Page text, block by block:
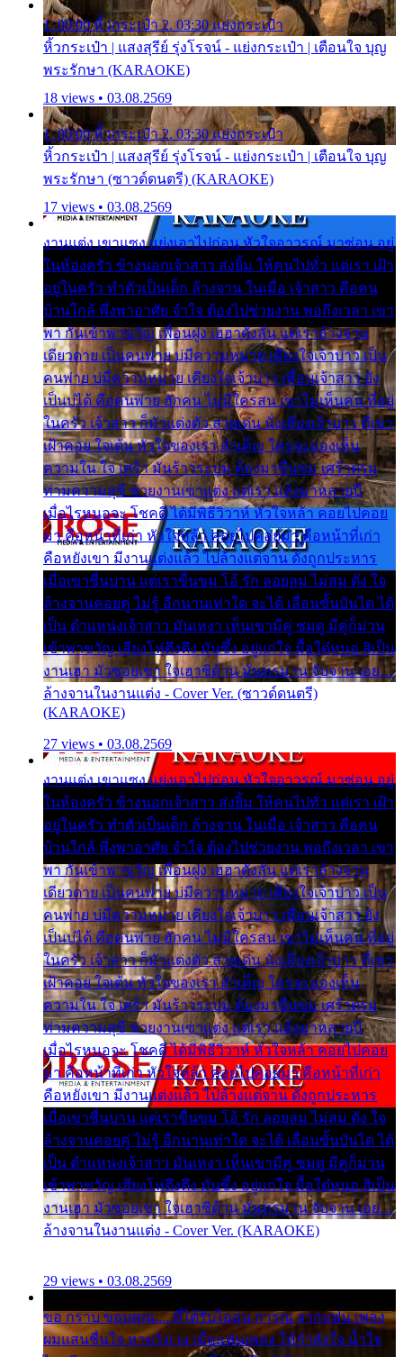
1. 00:00 หิ้วกระเป๋า 2. 03:30 แย่งกระเป๋า
หิ้วกระเป๋า | แสงสุรีย์ รุ่งโรจน์ - แย่งกระเป๋า | เตือนใจ บุญ
พระรักษา (KARAOKE)
18 views • 03.08.2569
1. 00:00 หิ้วกระเป๋า 2. 03:30 แย่งกระเป๋า
หิ้วกระเป๋า | แสงสุรีย์ รุ่งโรจน์ - แย่งกระเป๋า | เตือนใจ บุญ
พระรักษา (ซาวด์ดนตรี) (KARAOKE)
17 views • 03.08.2569
งานแต่ง เขาแซง แย่งเอาไปก่อน หัวใจอาวรณ์ มาซ่อน อยู่
ในห้องครัว ข้างนอกเจ้าสาว ส่งยิ้ม ให้คนไปทั่ว แต่เรา เฝ้า
อยู่ในครัว ทำตัวเป็นเด็ก ล้างจาน ในเมื่อ เจ้าสาว คือคน
บ้านใกล้ พึ่งพาอาศัย จำใจ ต้องไปช่วยงาน พอถึงเวลา เขา
พา กันเข้าพาขวัญ เพื่อนฝูง เฮฮาดังลั่น แต่เราล้างจาน
เดียวดาย เป็นคนพ่าย บ่มีความหมาย เคียงใจเจ้าบ่าว เป็น
คนพ่าย บ่มีความหมาย เคียงใจเจ้าบ่าว เพื่อนเจ้าสาว ยัง
เป็นบ่ได้ คือคนพ่าย ฮักคน ไม่มีใครสน เขาไม่เห็นคน ที่อยู่
ในครัว เจ้าสาว ก็มัวแต่งตัว สวยเด่น นั่งเคียงเจ้าบ่าว ที่เขา
เฝ้าคอย ใจเต้น หัวใจของเรา ลำเค็ญ ใครจะมองเห็น
ความใน ใจ เศร้า มันร้าวระบม ต้องมาขื่นขม เศร้าตรม
ท่ามความสุขี ช่วยงานเขาแต่ง แต่เรา แล้งมาหลายปี
เมื่อไรหนอจะ โชคดี ได้มีพิธีวิวาห์ หัวใจหล้า คอยไปคอย
มา คือหน้าที่เก่า หัวใจหล้า คอยไปคอยมา คือหน้าที่เก่า
คือหยังเขา มีงานแต่งแล้ว ไปล้างแต่จาน ดั่งถูกประหาร
เมื่อเขาชื่นบาน แต่เราขื่นขม โอ้ รัก ลอยลม ไม่สม ดัง ใจ
ล้างจานคอยคู่ ไม่รู้ อีกนานเท่าใด จะได้ เลื่อนขั้นบันได ได้
เป็น ตำแหน่งเจ้าสาว มันเหงา เห็นเขามีคู่ ซมดู มีคู่ก็ม่วน
เข้าพาขวัญ เสียงโห่ตึงตึง มันซึ้ง อยู่แก่ใจ มื้อใด๋หนอ สิเป็น
งานเฮา มัวซอยเขา ใจเฮาซิด้าน มันทรมาน จับจาน เอย…
ล้างจานในงานแต่ง - Cover Ver. (ซาวด์ดนตรี)
(KARAOKE)
27 views • 03.08.2569
งานแต่ง เขาแซง แย่งเอาไปก่อน หัวใจอาวรณ์ มาซ่อน อยู่
ในห้องครัว ข้างนอกเจ้าสาว ส่งยิ้ม ให้คนไปทั่ว แต่เรา เฝ้า
อยู่ในครัว ทำตัวเป็นเด็ก ล้างจาน ในเมื่อ เจ้าสาว คือคน
บ้านใกล้ พึ่งพาอาศัย จำใจ ต้องไปช่วยงาน พอถึงเวลา เขา
พา กันเข้าพาขวัญ เพื่อนฝูง เฮฮาดังลั่น แต่เราล้างจาน
เดียวดาย เป็นคนพ่าย บ่มีความหมาย เคียงใจเจ้าบ่าว เป็น
คนพ่าย บ่มีความหมาย เคียงใจเจ้าบ่าว เพื่อนเจ้าสาว ยัง
เป็นบ่ได้ คือคนพ่าย ฮักคน ไม่มีใครสน เขาไม่เห็นคน ที่อยู่
ในครัว เจ้าสาว ก็มัวแต่งตัว สวยเด่น นั่งเคียงเจ้าบ่าว ที่เขา
เฝ้าคอย ใจเต้น หัวใจของเรา ลำเค็ญ ใครจะมองเห็น
ความใน ใจ เศร้า มันร้าวระบม ต้องมาขื่นขม เศร้าตรม
ท่ามความสุขี ช่วยงานเขาแต่ง แต่เรา แล้งมาหลายปี
เมื่อไรหนอจะ โชคดี ได้มีพิธีวิวาห์ หัวใจหล้า คอยไปคอย
มา คือหน้าที่เก่า หัวใจหล้า คอยไปคอยมา คือหน้าที่เก่า
คือหยังเขา มีงานแต่งแล้ว ไปล้างแต่จาน ดั่งถูกประหาร
เมื่อเขาชื่นบาน แต่เราขื่นขม โอ้ รัก ลอยลม ไม่สม ดัง ใจ
ล้างจานคอยคู่ ไม่รู้ อีกนานเท่าใด จะได้ เลื่อนขั้นบันได ได้
เป็น ตำแหน่งเจ้าสาว มันเหงา เห็นเขามีคู่ ซมดู มีคู่ก็ม่วน
เข้าพาขวัญ เสียงโห่ตึงตึง มันซึ้ง อยู่แก่ใจ มื้อใด๋หนอ สิเป็น
งานเฮา มัวซอยเขา ใจเฮาซิด้าน มันทรมาน จับจาน เอย…
ล้างจานในงานแต่ง - Cover Ver. (KARAOKE)
29 views • 03.08.2569
ขอ กราบ ขอบคุณ.... ที่ได้รับไออุ่น การุณ จากแฟน เพลง
ผมแสนชื่นใจ หายวังเวง เมื่อแฟนเพลง ให้กำลังใจ น้ำใจ